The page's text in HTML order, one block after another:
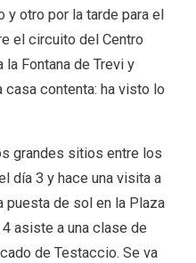
y otro por la tarde para el
el circuito del Centro
Fontana de Trevi y
casa contenta: ha visto lo
grandes sitios entre los
día 3 y hace una visita a
puesta de sol en la Plaza
asiste a una clase de
de Testaccio. Se va